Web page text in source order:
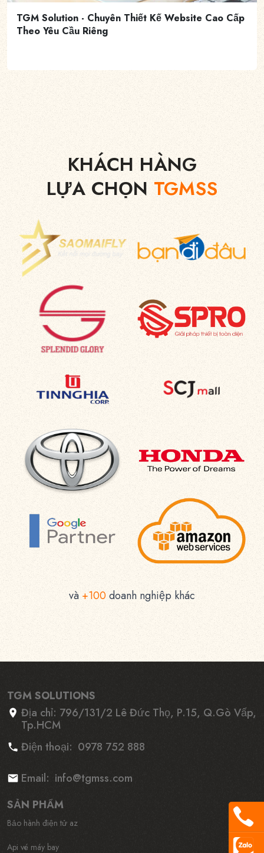
TGM Solution - Chuyên Thiết Kế Website Cao Cấp
Theo Yêu Cầu Riêng
KHÁCH HÀNG
LỰA CHỌN TGMSS
và +100doanh nghiệp khác
TGM SOLUTIONS
Địa chỉ: 796/131/2 Lê Đức Thọ, P.15, Q.Gò Vấp,
Tp.HCM
Điện thoại: 0978 752 888
Email: info@tgmss.com
SẢN PHẨM
Bảo hành điện tử az
Api vé máy bay